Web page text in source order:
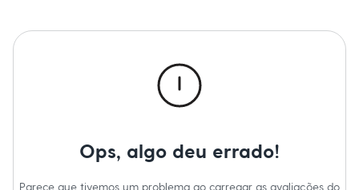
Saídas de praia
Personagens
Shorts e SaiasOps, algo deu errado!